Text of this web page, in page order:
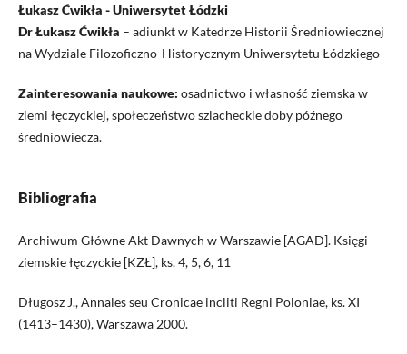
Łukasz Ćwikła - Uniwersytet Łódzki
Dr Łukasz Ćwikła – adiunkt w Katedrze Historii Średniowiecznej
na Wydziale Filozoficzno-Historycznym Uniwersytetu Łódzkiego
Zainteresowania naukowe: osadnictwo i własność ziemska w
ziemi łęczyckiej, społeczeństwo szlacheckie doby późnego
średniowiecza.
Bibliografia
Archiwum Główne Akt Dawnych w Warszawie [AGAD]. Księgi
ziemskie łęczyckie [KZŁ], ks. 4, 5, 6, 11
Długosz J., Annales seu Cronicae incliti Regni Poloniae, ks. XI
(1413–1430), Warszawa 2000.